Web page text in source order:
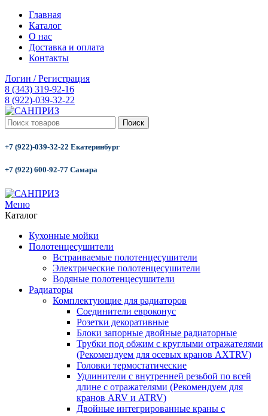
Главная
Каталог
О нас
Доставка и оплата
Контакты
Логин / Регистрация
8 (343) 319-92-16
8 (922)-039-32-22
Поиск
+7 (922)-039-32-22 Екатеринбург
+7 (922) 600-92-77 Самара
Меню
Каталог
Кухонные мойки
Полотенцесушители
Встраиваемые полотенцесушители
Электрические полотенцесушители
Водяные полотенцесушители
Радиаторы
Комплектующие для радиаторов
Соединители евроконус
Розетки декоративные
Блоки запорные двойные радиаторные
Трубки под обжим с круглыми отражателями
(Рекомендуем для осевых кранов AXTRV)
Головки термостатические
Удлинители с внутренней резьбой по всей
длине с отражателями (Рекомендуем для
кранов ARV и ATRV)
Двойные интегрированные краны с